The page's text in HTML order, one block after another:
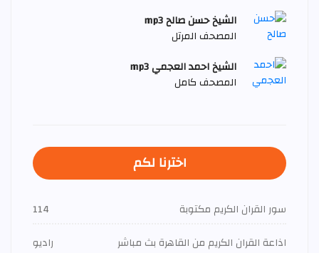
الشيخ حسن صالح mp3
المصحف المرتل
الشيخ احمد العجمي mp3
المصحف كامل
اخترنا لكم
سور القران الكريم مكتوبة
114
اذاعة القران الكريم من القاهرة بث مباشر
راديو